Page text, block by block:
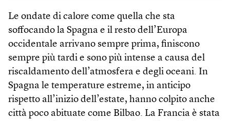
Le ondate di calore come quella che sta
soffocando la Spagna e il resto dell’Europa
occidentale arrivano sempre prima, finiscono
sempre più tardi e sono più intense a causa del
riscaldamento dell’atmosfera e degli oceani. In
Spagna le temperature estreme, in anticipo
rispetto all’inizio dell’estate, hanno colpito anche
città poco abituate come Bilbao. La Francia è stata